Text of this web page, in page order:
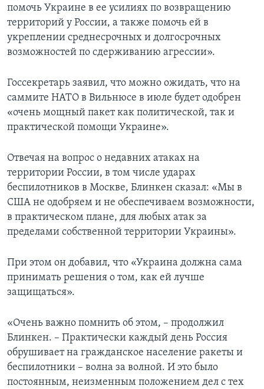
помочь Украине в ее усилиях по возвращению
территорий у России, а также помочь ей в
укреплении среднесрочных и долгосрочных
возможностей по сдерживанию агрессии».
Госсекретарь заявил, что можно ожидать, что на
саммите НАТО в Вильнюсе в июле будет одобрен
«очень мощный пакет как политической, так и
практической помощи Украине».
Отвечая на вопрос о недавних атаках на
территории России, в том числе ударах
беспилотников в Москве, Блинкен сказал: «Мы в
США не одобряем и не обеспечиваем возможности,
в практическом плане, для любых атак за
пределами собственной территории Украины».
При этом он добавил, что «Украина должна сама
принимать решения о том, как ей лучше
защищаться».
«Очень важно помнить об этом, – продолжил
Блинкен. – Практически каждый день Россия
обрушивает на гражданское население ракеты и
беспилотники – волна за волной. И это было
постоянным, неизменным положением дел с тех